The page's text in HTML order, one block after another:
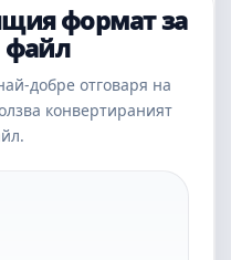
формат за
файл
добре отговаря на
конвертираният